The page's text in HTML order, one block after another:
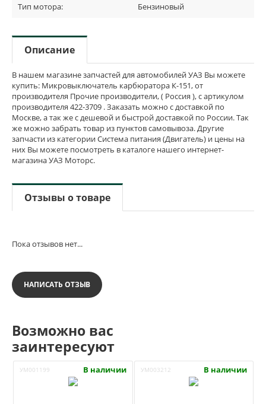
Тип мотора: Бензиновый
Описание
В нашем магазине запчастей для автомобилей УАЗ Вы можете
купить: Микровыключатель карбюратора К-151, от
производителя Прочие производители, ( Россия ), с артикулом
производителя 422-3709 . Заказать можно с доставкой по
Москве, а так же с дешевой и быстрой доставкой по России. Так
же можно забрать товар из пунктов самовывоза. Другие
запчасти из категории Система питания (Двигатель) и цены на
них Вы можете посмотреть в каталоге нашего интернет-
магазина УАЗ Моторс.
Отзывы о товаре
Пока отзывов нет...
НАПИСАТЬ ОТЗЫВ
Возможно вас
заинтересуют
УМ001199 В наличии УМ003212 В наличии